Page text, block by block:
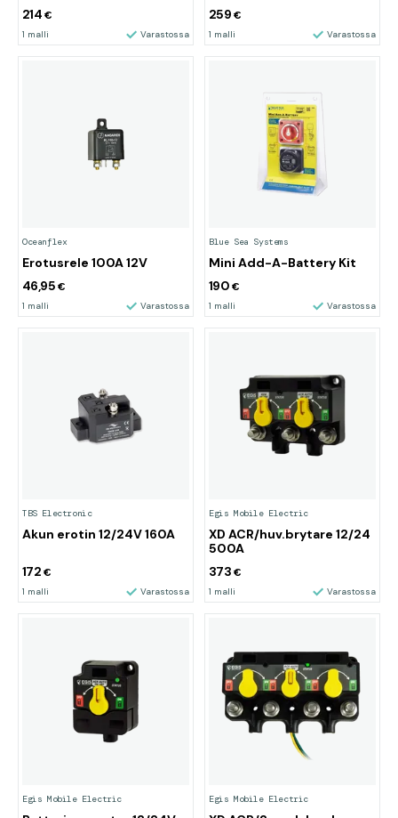
214 €
1 malli Varastossa
259 €
1 malli Varastossa
Oceanflex
Erotusrele 100A 12V
46,95 €
1 malli Varastossa
Blue Sea Systems
Mini Add-A-Battery Kit
190 €
1 malli Varastossa
TBS Electronic
Akun erotin 12/24V 160A
172 €
1 malli Varastossa
Egis Mobile Electric
XD ACR/huv.brytare 12/24
500A
373 €
1 malli Varastossa
Egis Mobile Electric Egis Mobile Electric